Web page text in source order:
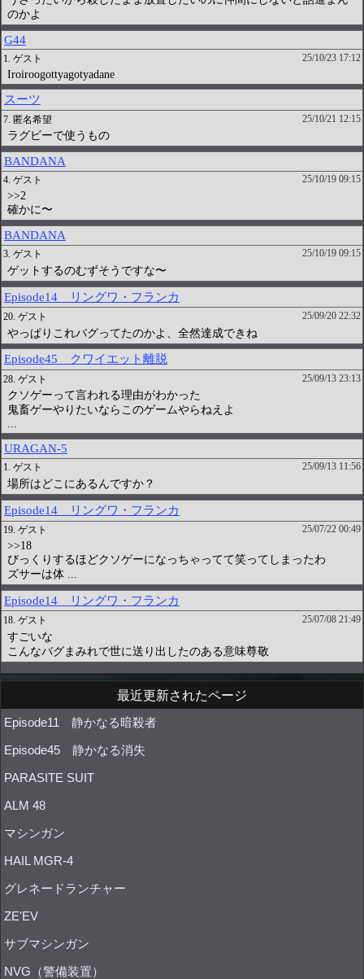
最近更新されたページ
Episode11 静かなる暗殺者
Episode45 静かなる消失
PARASITE SUIT
ALM 48
マシンガン
HAIL MGR-4
グレネードランチャー
ZE'EV
サブマシンガン
NVG（警備装置）